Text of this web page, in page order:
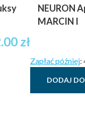
złZakres
cen:
NEURON
MARCIN I
Zapłać później:
DODAJ